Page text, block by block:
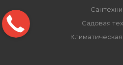
Садовая
Климатическая